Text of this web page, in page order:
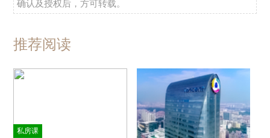
确认及授权后，方可转载。
推荐阅读
私房课